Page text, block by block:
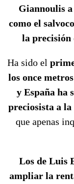
Giannoulis
como el
la precisión
Ha sido el
los once
y España ha
preciosista a
que apenas
Los de Luis
ampliar la